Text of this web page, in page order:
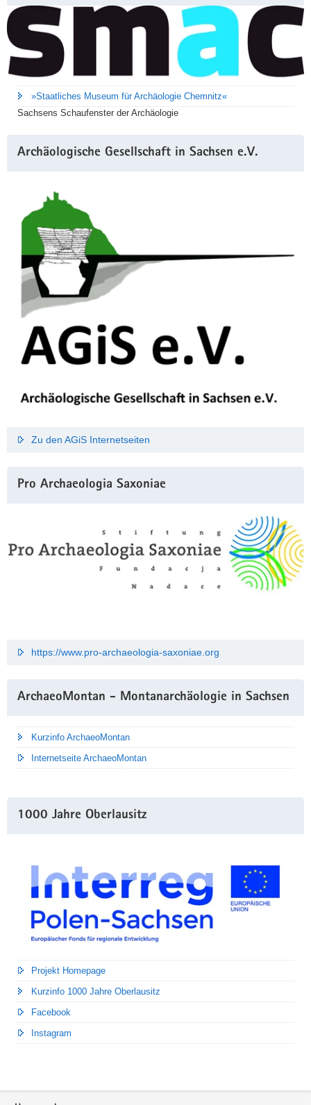
»Staatliches Museum für Archäologie Chemnitz«
Sachsens Schaufenster der Archäologie
Archäologische Gesellschaft in Sachsen e.V.
Zu den AGiS Internetseiten
Pro Archaeologia Saxoniae
https://www.pro-archaeologia-saxoniae.org
ArchaeoMontan - Montanarchäologie in Sachsen
Kurzinfo ArchaeoMontan
Internetseite ArchaeoMontan
1000 Jahre Oberlausitz
Projekt Homepage
Kurzinfo 1000 Jahre Oberlausitz
Facebook
Instagram
Footer-